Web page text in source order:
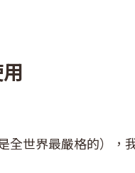
全世界最嚴格的），